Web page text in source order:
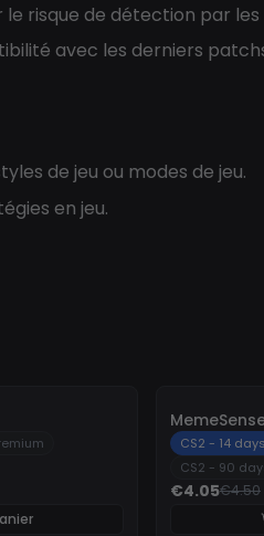
le risque de détection par
avec les derniers
de jeu ou modes de jeu.
en jeu.
CS2 - 14 days
CS2 - 90
€4.05€4.50